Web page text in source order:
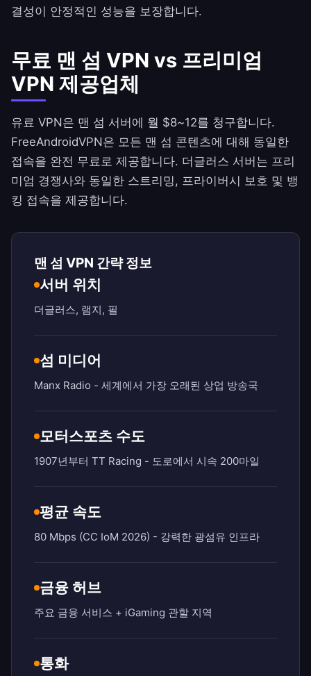
결성이 안정적인 성능을 보장합니다.
무료 맨 섬 VPN vs 프리미엄
VPN 제공업체
유료 VPN은 맨 섬 서버에 월 $8~12를 청구합니다.
FreeAndroidVPN은 모든 맨 섬 콘텐츠에 대해 동일한
접속을 완전 무료로 제공합니다. 더글러스 서버는 프리
미엄 경쟁사와 동일한 스트리밍, 프라이버시 보호 및 뱅
킹 접속을 제공합니다.
맨 섬 VPN 간략 정보
서버 위치
더글러스, 램지, 필
섬 미디어
Manx Radio - 세계에서 가장 오래된 상업 방송국
모터스포츠 수도
1907년부터 TT Racing - 도로에서 시속 200마일
평균 속도
80 Mbps (CC IoM 2026) - 강력한 광섬유 인프라
금융 허브
주요 금융 서비스 + iGaming 관할 지역
통화